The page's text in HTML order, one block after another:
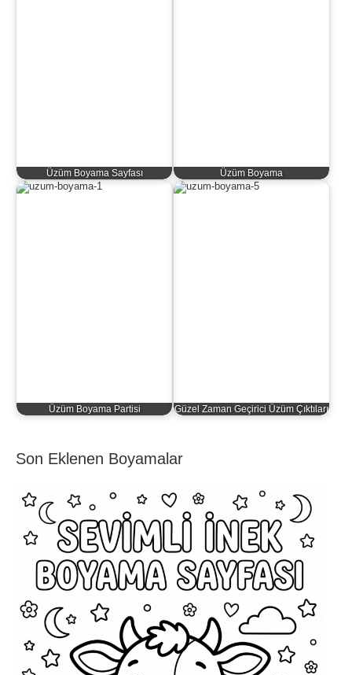
Üzüm Boyama Sayfası Üzüm Boyama
Üzüm Boyama Partisi Güzel Zaman Geçirici Üzüm Çıktıları
Son Eklenen Boyamalar